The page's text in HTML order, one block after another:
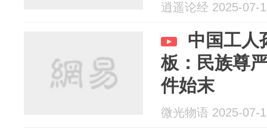
逍遥论经 2025-07-
中国工人
板：民族尊
件始末
微光物语 2025-07-